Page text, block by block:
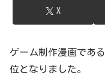
X
ゲーム制作漫画である
位となりました。